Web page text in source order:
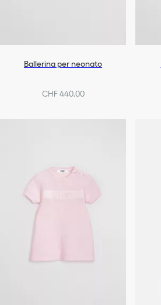
Ballerina per neonato
CHF 440.00